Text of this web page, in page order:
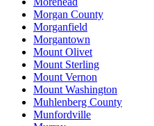
Morgan County
Morganfield
Morgantown
Mount Olivet
Mount Sterling
Mount Vernon
Mount Washington
Muhlenberg County
Munfordville